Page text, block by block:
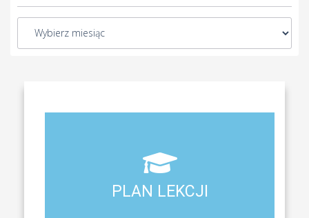
PLAN LEKCJI
PLAN LEKCJI